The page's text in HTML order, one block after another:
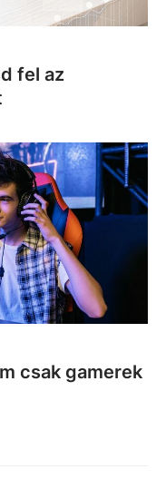
fel az
csak gamerek